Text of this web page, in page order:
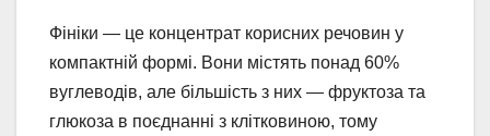
Фініки — це концентрат корисних речовин у
компактній формі. Вони містять понад 60%
вуглеводів, але більшість з них — фруктоза та
глюкоза в поєднанні з клітковиною, тому